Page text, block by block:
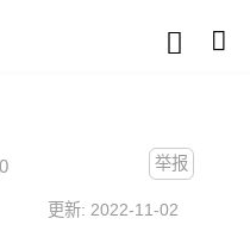
举报
更新: 2022-11-02